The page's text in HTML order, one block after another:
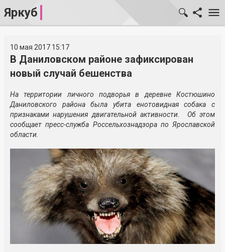
Яркуб
10 мая 2017 15:17
В Даниловском районе зафиксирован
новый случай бешенства
На территории личного подворья в деревне Костюшино
Даниловского района была убита енотовидная собака с
признаками нарушения двигательной активности. Об этом
сообщает пресс-служба Россельхознадзора по Ярославской
области.